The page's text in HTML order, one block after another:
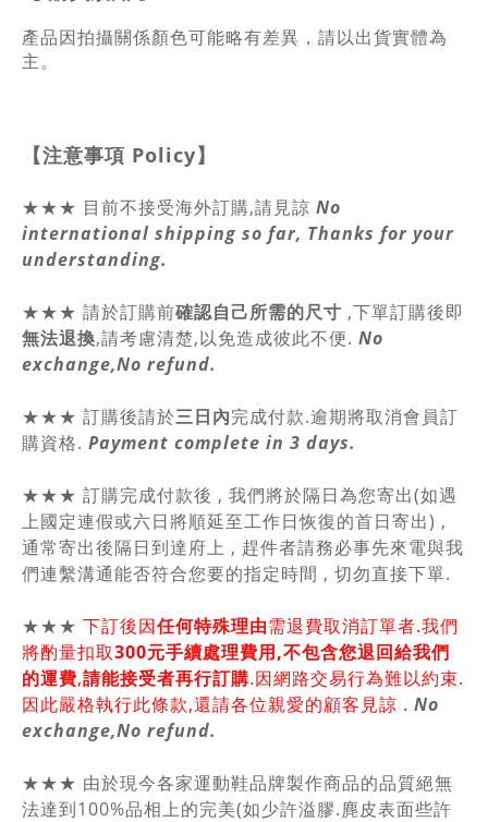
產品因拍攝關係顏色可能略有差異，請以出貨實體為
主。
【注意事項 Policy】
★★★ 目前不接受海外訂購,請見諒 No
international shipping so far, Thanks for your
understanding.
★★★ 請於訂購前確認自己所需的尺寸 ,下單訂購後即
無法退換,請考慮清楚,以免造成彼此不便. No
exchange,No refund.
★★★ 訂購後請於三日內完成付款.逾期將取消會員訂
購資格. Payment complete in 3 days.
★★★ 訂購完成付款後 , 我們將於隔日為您寄出(如遇
上國定連假或六日將順延至工作日恢復的首日寄出) ,
通常寄出後隔日到達府上 , 趕件者請務必事先來電與我
們連繫溝通能否符合您要的指定時間 , 切勿直接下單.
★★★ 下訂後因任何特殊理由需退費取消訂單者.我們
將酌量扣取300元手續處理費用,不包含您退回給我們
的運費,請能接受者再行訂購.因網路交易行為難以約束.
因此嚴格執行此條款,還請各位親愛的顧客見諒 . No
exchange,No refund.
★★★ 由於現今各家運動鞋品牌製作商品的品質絕無
法達到100%品相上的完美(如少許溢膠.麂皮表面些許